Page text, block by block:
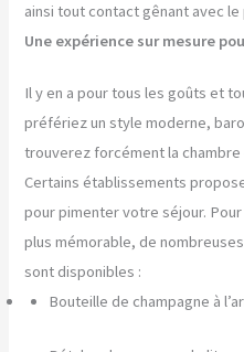
ainsi tout contact gênant avec le
Une expérience sur mesure
Il y en a pour tous les goûts et
préfériez un style moderne,
trouverez forcément la
Certains établissements
pour pimenter votre séjour.
plus mémorable, de
sont disponibles :
Bouteille de champagne à